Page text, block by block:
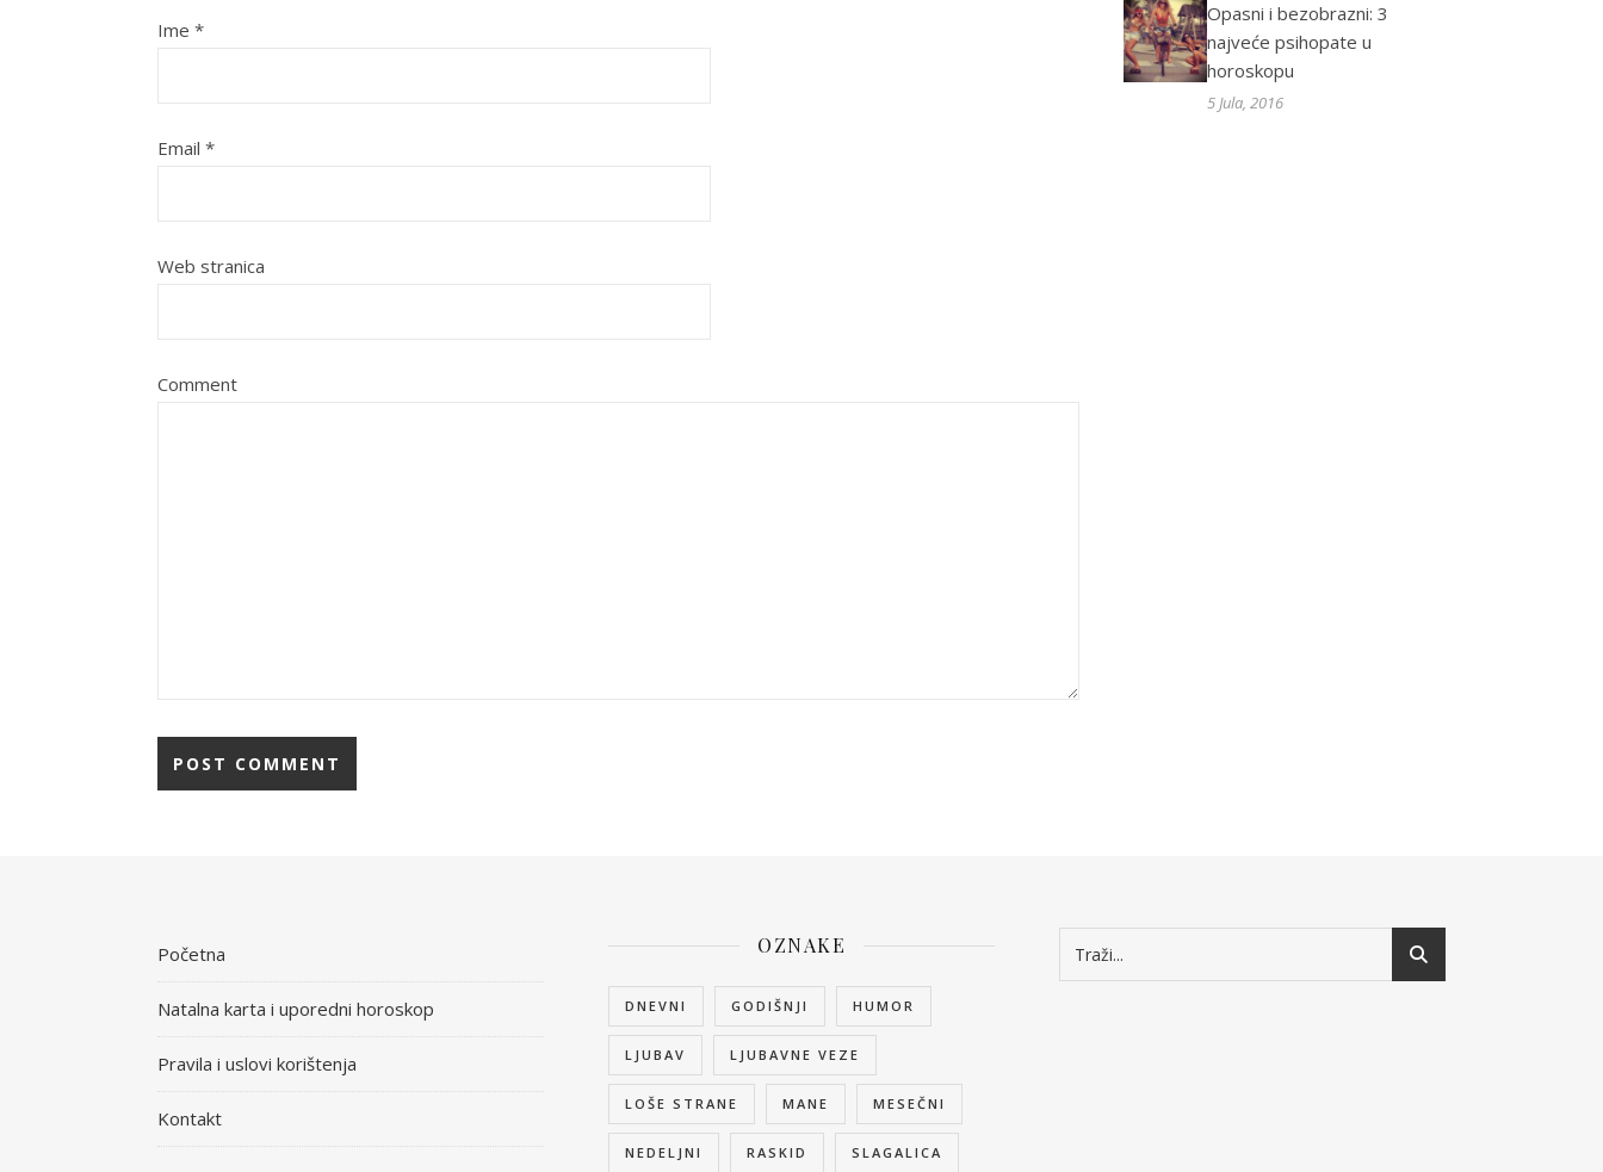
Ime *
Email *
Web stranica
Comment
Opasni i bezobrazni: 3
najveće psihopate u
horoskopu
5 Jula, 2016
Početna
Natalna karta i uporedni horoskop
Pravila i uslovi korištenja
Kontakt
OZNAKE
DNEVNI GODIŠNJI HUMOR
LJUBAV LJUBAVNE VEZE
LOŠE STRANE MANE MESEČNI
NEDELJNI RASKID SLAGALICA